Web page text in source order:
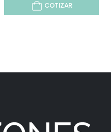
COTIZAR